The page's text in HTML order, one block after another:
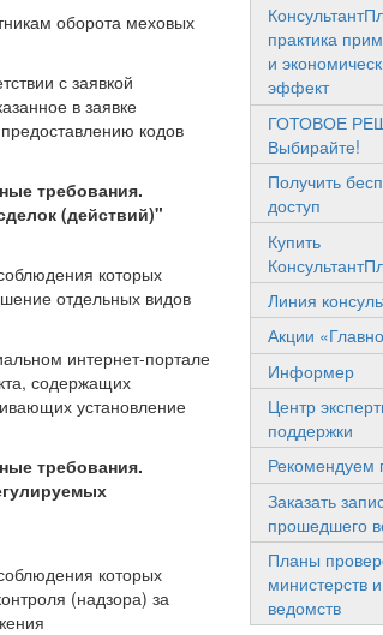
оборота меховых
с заявкой
в заявке
кодов
требования.
(действий)"
которых
отдельных видов
интернет-портале
содержащих
установление
требования.
которых
(надзора) за
практика
и
эффект
ГОТОВОЕ
Выбирайте!
Получить
доступ
Купить
Линия
Акции
Информер
Центр
поддержки
Рекомендуем
Заказать
прошедшего
Планы
министерств и
ведомств